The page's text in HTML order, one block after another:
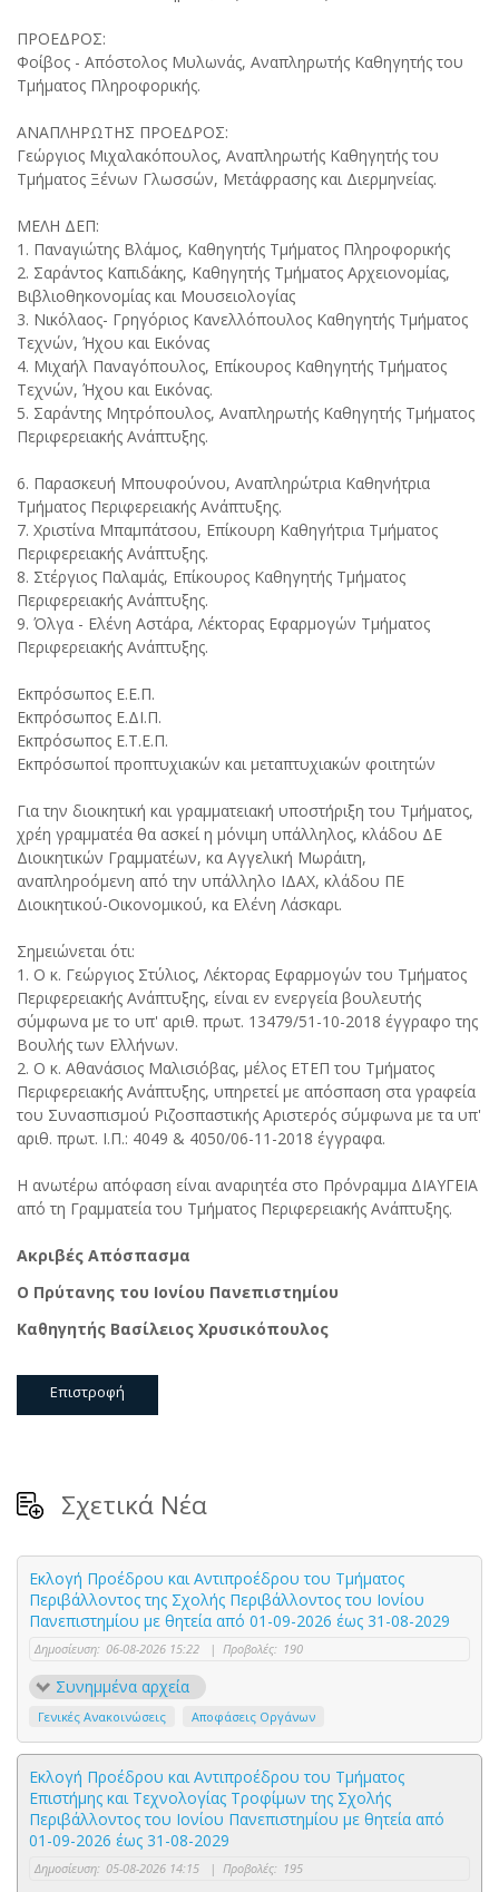
ΠΡΟΕΔΡΟΣ:
Φοίβος - Απόστολος Μυλωνάς, Αναπληρωτής Καθηγητής του
Τμήματος Πληροφορικής.
ΑΝΑΠΛΗΡΩΤΗΣ ΠΡΟΕΔΡΟΣ:
Γεώργιος Μιχαλακόπουλος, Αναπληρωτής Καθηγητής του
Τμήματος Ξένων Γλωσσών, Μετάφρασης και Διερμηνείας.
ΜΕΛΗ ΔΕΠ:
1. Παναγιώτης Βλάμος, Καθηγητής Τμήματος Πληροφορικής
2. Σαράντος Καπιδάκης, Καθηγητής Τμήματος Αρχειονομίας,
Βιβλιοθηκονομίας και Μουσειολογίας
3. Νικόλαος- Γρηγόριος Κανελλόπουλος Καθηγητής Τμήματος
Τεχνών, Ήχου και Εικόνας
4. Μιχαήλ Παναγόπουλος, Επίκουρος Καθηγητής Τμήματος
Τεχνών, Ήχου και Εικόνας.
5. Σαράντης Μητρόπουλος, Αναπληρωτής Καθηγητής Τμήματος
Περιφερειακής Ανάπτυξης.
6. Παρασκευή Μπουφούνου, Αναπληρώτρια Καθηνήτρια
Τμήματος Περιφερειακής Ανάπτυξης.
7. Χριστίνα Μπαμπάτσου, Επίκουρη Καθηγήτρια Τμήματος
Περιφερειακής Ανάπτυξης.
8. Στέργιος Παλαμάς, Επίκουρος Καθηγητής Τμήματος
Περιφερειακής Ανάπτυξης.
9. Όλγα - Ελένη Αστάρα, Λέκτορας Εφαρμογών Τμήματος
Περιφερειακής Ανάπτυξης.
Εκπρόσωπος Ε.Ε.Π.
Εκπρόσωπος Ε.ΔΙ.Π.
Εκπρόσωπος Ε.Τ.Ε.Π.
Εκπρόσωποί προπτυχιακών και μεταπτυχιακών φοιτητών
Για την διοικητική και γραμματειακή υποστήριξη του Τμήματος,
χρέη γραμματέα θα ασκεί η μόνιμη υπάλληλος, κλάδου ΔΕ
Διοικητικών Γραμματέων, κα Αγγελική Μωράιτη,
αναπληροόμενη από την υπάλληλο ΙΔΑΧ, κλάδου ΠΕ
Διοικητικού-Οικονομικού, κα Ελένη Λάσκαρι.
Σημειώνεται ότι:
1. Ο κ. Γεώργιος Στύλιος, Λέκτορας Εφαρμογών του Τμήματος
Περιφερειακής Ανάπτυξης, είναι εν ενεργεία βουλευτής
σύμφωνα με το υπ' αριθ. πρωτ. 13479/51-10-2018 έγγραφο της
Βουλής των Ελλήνων.
2. Ο κ. Αθανάσιος Μαλισιόβας, μέλος ΕΤΕΠ του Τμήματος
Περιφερειακής Ανάπτυξης, υπηρετεί με απόσπαση στα γραφεία
του Συνασπισμού Ριζοσπαστικής Αριστερός σύμφωνα με τα υπ'
αριθ. πρωτ. Ι.Π.: 4049 & 4050/06-11-2018 έγγραφα.
Η ανωτέρω απόφαση είναι αναριητέα στο Πρόνραμμα ΔΙΑΥΓΕΙΑ
από τη Γραμματεία του Τμήματος Περιφερειακής Ανάπτυξης.
Ακριβές Απόσπασμα
Ο Πρύτανης του Ιονίου Πανεπιστημίου
Καθηγητής Βασίλειος Χρυσικόπουλος
Επιστροφή
Σχετικά Νέα
Εκλογή Προέδρου και Αντιπροέδρου του Τμήματος
Περιβάλλοντος της Σχολής Περιβάλλοντος του Ιονίου
Πανεπιστημίου με θητεία από 01-09-2026 έως 31-08-2029
Δημοσίευση: 06-08-2026 15:22 | Προβολές: 190
Συνημμένα αρχεία
Γενικές Ανακοινώσεις Αποφάσεις Οργάνων
Εκλογή Προέδρου και Αντιπροέδρου του Τμήματος
Επιστήμης και Τεχνολογίας Τροφίμων της Σχολής
Περιβάλλοντος του Ιονίου Πανεπιστημίου με θητεία από
01-09-2026 έως 31-08-2029
Δημοσίευση: 05-08-2026 14:15 | Προβολές: 195